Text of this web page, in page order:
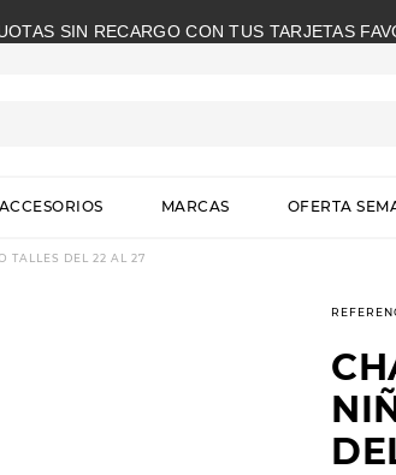
SIN RECARGO CON TUS TARJETAS
ACCESORIOS MARCAS OFERTA
TALLES DEL 22 AL 27